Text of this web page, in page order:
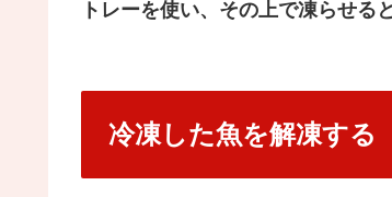
トレーを使い、その上で凍らせる
冷凍した魚を解凍する